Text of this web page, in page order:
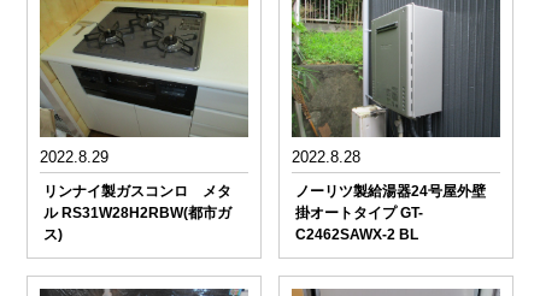
2022.8.29
リンナイ製ガスコンロ メタ
ル RS31W28H2RBW(都市ガ
ス)
2022.8.28
ノーリツ製給湯器24号屋外壁
掛オートタイプ GT-
C2462SAWX-2 BL